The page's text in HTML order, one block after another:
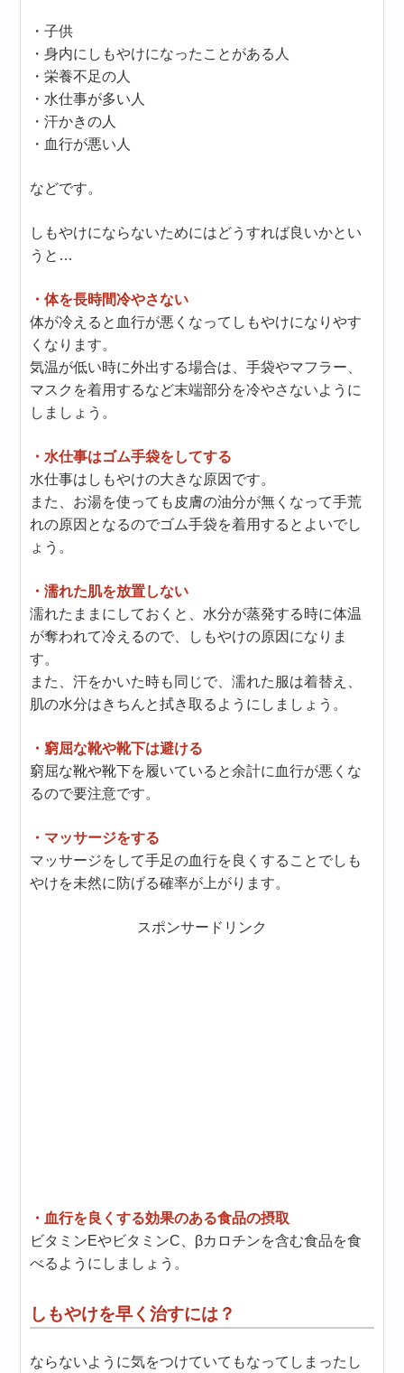
・子供
・身内にしもやけになったことがある人
・栄養不足の人
・水仕事が多い人
・汗かきの人
・血行が悪い人
などです。
しもやけにならないためにはどうすれば良いかとい
うと…
・体を長時間冷やさない
体が冷えると血行が悪くなってしもやけになりやす
くなります。
気温が低い時に外出する場合は、手袋やマフラー、
マスクを着用するなど末端部分を冷やさないように
しましょう。
・水仕事はゴム手袋をしてする
水仕事はしもやけの大きな原因です。
また、お湯を使っても皮膚の油分が無くなって手荒
れの原因となるのでゴム手袋を着用するとよいでし
ょう。
・濡れた肌を放置しない
濡れたままにしておくと、水分が蒸発する時に体温
が奪われて冷えるので、しもやけの原因になりま
す。
また、汗をかいた時も同じで、濡れた服は着替え、
肌の水分はきちんと拭き取るようにしましょう。
・窮屈な靴や靴下は避ける
窮屈な靴や靴下を履いていると余計に血行が悪くな
るので要注意です。
・マッサージをする
マッサージをして手足の血行を良くすることでしも
やけを未然に防げる確率が上がります。
スポンサードリンク
・血行を良くする効果のある食品の摂取
ビタミンEやビタミンC、βカロチンを含む食品を食
べるようにしましょう。
しもやけを早く治すには？
ならないように気をつけていてもなってしまったし